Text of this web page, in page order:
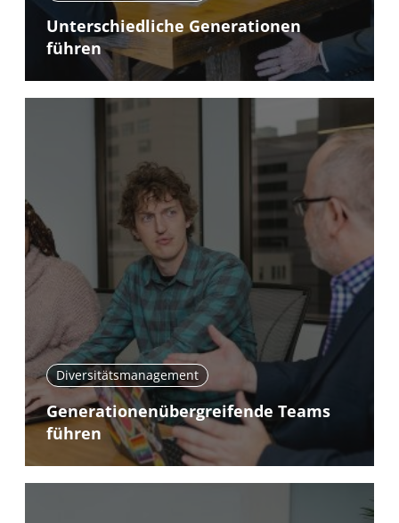
Unterschiedliche Generationen
führen
Diversitätsmanagement
Generationenübergreifende Teams
führen